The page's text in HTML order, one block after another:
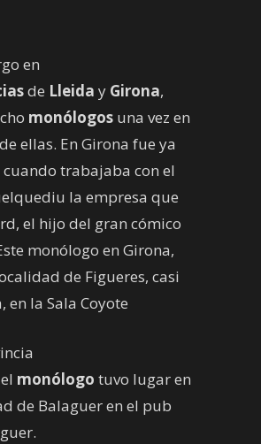
en
de Lleida y Girona,
monólogos una vez en
ellas. En Girona fue ya
cuando trabajaba con el
la empresa que
el hijo del gran cómico
monólogo en Girona,
de Figueres, casi
en la Sala Coyote
el monólogo tuvo lugar en
de Balaguer en el pub